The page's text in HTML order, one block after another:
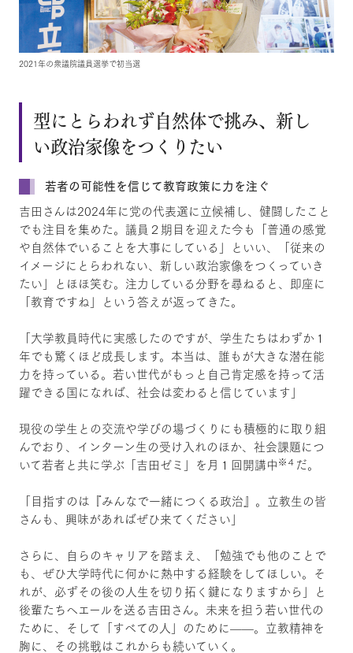
2021年の衆議院議員選挙で初当選
型にとらわれず自然体で挑み、新し
い政治家像をつくりたい
若者の可能性を信じて教育政策に力を注ぐ
吉田さんは2024年に党の代表選に立候補し、健闘したこと
でも注目を集めた。議員２期目を迎えた今も「普通の感覚
や自然体でいることを大事にしている」といい、「従来の
イメージにとらわれない、新しい政治家像をつくっていき
たい」とほほ笑む。注力している分野を尋ねると、即座に
「教育ですね」という答えが返ってきた。
「大学教員時代に実感したのですが、学生たちはわずか１
年でも驚くほど成長します。本当は、誰もが大きな潜在能
力を持っている。若い世代がもっと自己肯定感を持って活
躍できる国になれば、社会は変わると信じています」
現役の学生との交流や学びの場づくりにも積極的に取り組
んでおり、インターン生の受け入れのほか、社会課題につ
いて若者と共に学ぶ「吉田ゼミ」を月１回開講中※４ だ。
「目指すのは『みんなで一緒につくる政治』。立教生の皆
さんも、興味があればぜひ来てください」
さらに、自らのキャリアを踏まえ、「勉強でも他のことで
も、ぜひ大学時代に何かに熱中する経験をしてほしい。そ
れが、必ずその後の人生を切り拓く鍵になりますから」と
後輩たちへエールを送る吉田さん。未来を担う若い世代の
ために、そして「すべての人」のために——。立教精神を
胸に、その挑戦はこれからも続いていく。